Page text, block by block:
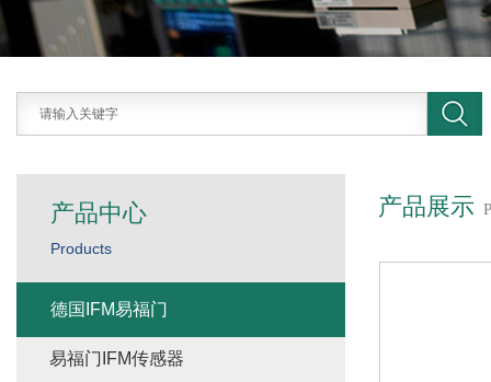
产品展示
产品中心
Products
德国IFM易福门
易福门IFM传感器